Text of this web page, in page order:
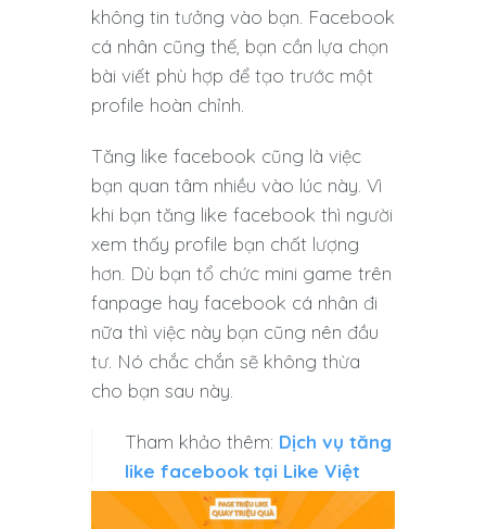
không tin tưởng vào bạn. Facebook
cá nhân cũng thế, bạn cần lựa chọn
bài viết phù hợp để tạo trước một
profile hoàn chỉnh.
Tăng like facebook cũng là việc
bạn quan tâm nhiều vào lúc này. Vì
khi bạn tăng like facebook thì người
xem thấy profile bạn chất lượng
hơn. Dù bạn tổ chức mini game trên
fanpage hay facebook cá nhân đi
nữa thì việc này bạn cũng nên đầu
tư. Nó chắc chắn sẽ không thừa
cho bạn sau này.
Tham khảo thêm: Dịch vụ tăng
like facebook tại Like Việt